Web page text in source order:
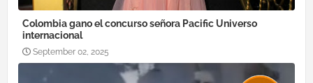
Colombia gano el concurso señora Pacific Universo
internacional
September 02, 2025